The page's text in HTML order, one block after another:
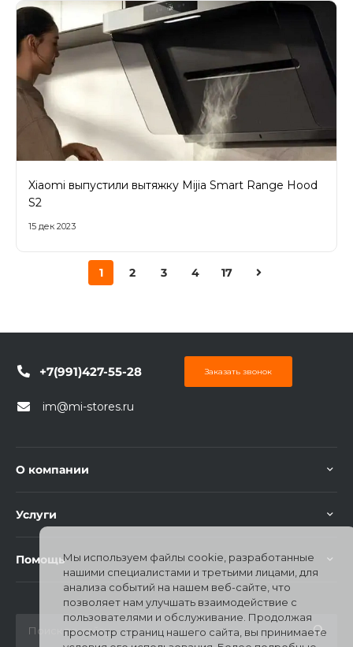
Xiaomi выпустили вытяжку Mijia Smart Range Hood
S2
15 дек 2023
1 2 3 4 17
+7(991)427-55-28 Заказать звонок
im@mi-stores.ru
О компании
Услуги
ПомощьМы используем файлы cookie, разработанные
нашими специалистами и третьими лицами, для
анализа событий на нашем веб-сайте, что
позволяет нам улучшать взаимодействие с
пользователями и обслуживание. Продолжая
просмотр страниц нашего сайта, вы принимаете